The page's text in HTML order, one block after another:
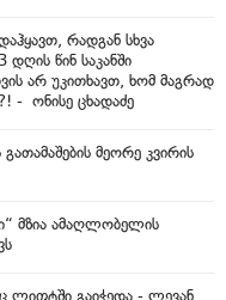
რადგან სხვა
წინ საკანში
არ უკითხავთ, ხომ მაგრად
- ონისე ცხადაძე
მეორე კვირის
მზია ამაღლობელის
ლიფტში გაიჭედა - ლევან